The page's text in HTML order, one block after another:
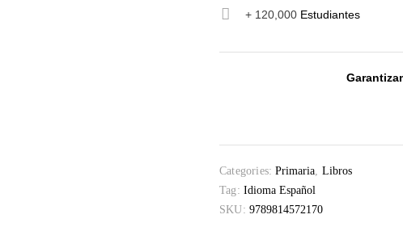
+ 120,000Estudiantes
Categories: Primaria, Libros
Tag: Idioma Español
SKU: 9789814572170